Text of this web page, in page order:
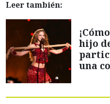
Leer también:
hijo
una